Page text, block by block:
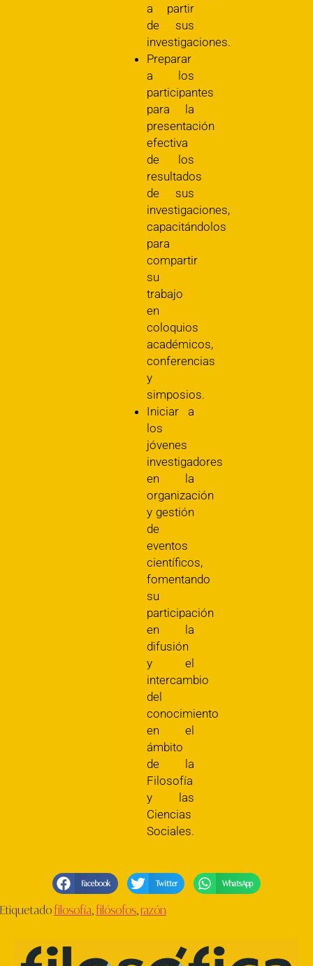
a partir
de sus
investigaciones.
Preparar
a los
participantes
para la
presentación
efectiva
de los
resultados
de sus
investigaciones,
capacitándolos
para
compartir
su
trabajo
en
coloquios
académicos,
conferencias
y
simposios.
Iniciar a
los
jóvenes
investigadores
en la
organización
y gestión
de
eventos
científicos,
fomentando
su
participación
en la
difusión
y el
intercambio
del
conocimiento
en el
ámbito
de la
Filosofía
y las
Ciencias
Sociales.
Facebook Twitter WhatsApp
Etiquetadofilosofía,filósofos, razón